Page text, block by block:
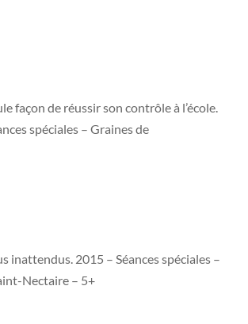
façon de réussir son contrôle à l’école.
spéciales – Graines de
inattendus. 2015 – Séances spéciales –
Nectaire – 5+